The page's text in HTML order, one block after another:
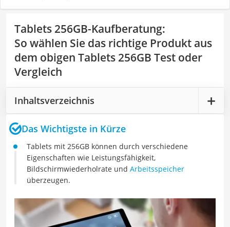
Tablets 256GB-Kaufberatung:
So wählen Sie das richtige Produkt aus
dem obigen Tablets 256GB Test oder
Vergleich
Inhaltsverzeichnis
Das Wichtigste in Kürze
Tablets mit 256GB können durch verschiedene
Eigenschaften wie Leistungsfähigkeit,
Bildschirmwiederholrate und Arbeitsspeicher
überzeugen.